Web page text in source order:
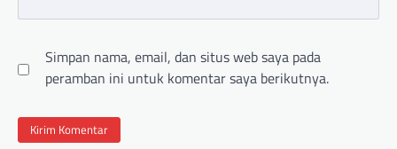
Simpan nama, email, dan situs web saya pada
peramban ini untuk komentar saya berikutnya.